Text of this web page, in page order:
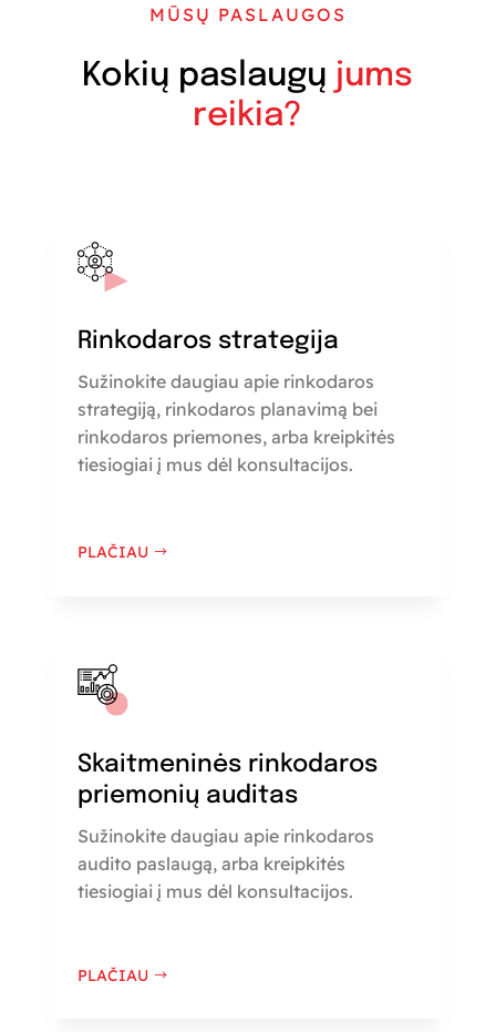
MŪSŲ PASLAUGOS
Kokių paslaugų jums
reikia?
Rinkodaros strategija
Sužinokite daugiau apie rinkodaros
strategiją, rinkodaros planavimą bei
rinkodaros priemones, arba kreipkitės
tiesiogiai į mus dėl konsultacijos.
PLAČIAU
Skaitmeninės rinkodaros
priemonių auditas
Sužinokite daugiau apie rinkodaros
audito paslaugą, arba kreipkitės
tiesiogiai į mus dėl konsultacijos.
PLAČIAU